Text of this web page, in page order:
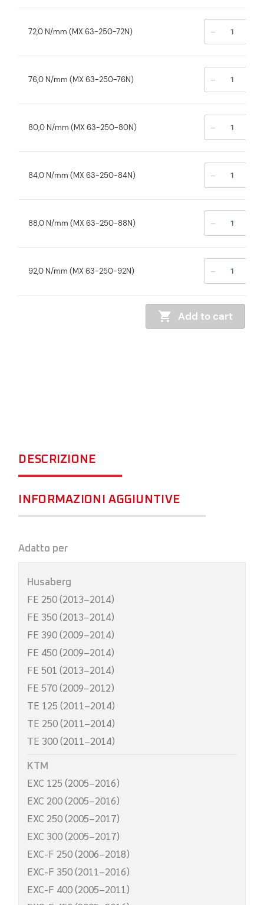
72,0 N/mm (MX 63-250-72N) -
76,0 N/mm (MX 63-250-76N) -
80,0 N/mm (MX 63-250-80N) -
84,0 N/mm (MX 63-250-84N) -
88,0 N/mm (MX 63-250-88N) -
92,0 N/mm (MX 63-250-92N) -
Add to cart
DESCRIZIONE
INFORMAZIONI AGGIUNTIVE
Adatto per
Husaberg
FE 250 (2013–2014)
FE 350 (2013–2014)
FE 390 (2009–2014)
FE 450 (2009–2014)
FE 501 (2013–2014)
FE 570 (2009–2012)
TE 125 (2011–2014)
TE 250 (2011–2014)
TE 300 (2011–2014)
KTM
EXC 125 (2005–2016)
EXC 200 (2005–2016)
EXC 250 (2005–2017)
EXC 300 (2005–2017)
EXC-F 250 (2006–2018)
EXC-F 350 (2011–2016)
EXC-F 400 (2005–2011)